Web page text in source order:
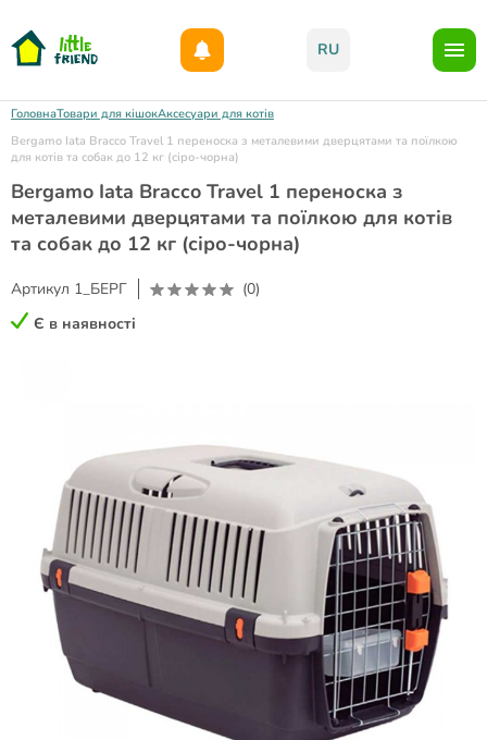
RU
ГоловнаТовари для кішокАксесуари для котів
Bergamo Iata Bracco Travel 1 переноска з металевими дверцятами та поїлкою
для котів та собак до 12 кг (сіро-чорна)
Bergamo Iata Bracco Travel 1 переноска з
металевими дверцятами та поїлкою для котів
та собак до 12 кг (сіро-чорна)
Артикул 1_БЕРГ
(0)
Є в наявності